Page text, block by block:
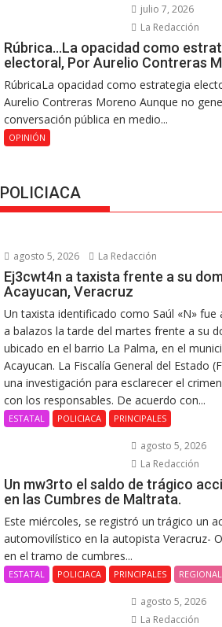
julio 7, 2026
La Redacción
Rúbrica…La opacidad como
electoral, Por Aurelio Contreras
RúbricaLa opacidad como estrategia
Aurelio Contreras Moreno Aunque no
conversación pública en medio...
OPINIÓN
POLICIACA
agosto 5, 2026 La Redacción
Ej3cwt4n a taxista frente a su
Acayucan, Veracruz
Un taxista identificado como Saúl «N» fue
a balazos la tarde del martes frente a su
ubicado en el barrio La Palma, en el
Acayucan. La Fiscalía General del Estado
una investigación para esclarecer el
con los responsables. De acuerdo con...
ESTATAL POLICIACA PRINCIPALES
agosto 5, 2026
La Redacción
Un mw3rto el saldo de trágico
en las Cumbres de Maltrata.
Este miércoles, se registró un trágico un
automovilístico en la autopista Veracruz-
en el tramo de cumbres...
ESTATAL POLICIACA PRINCIPALES REGIONAL
agosto 5, 2026
La Redacción